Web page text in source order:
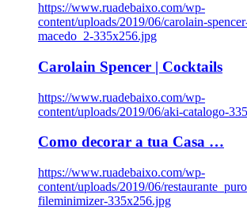
https://www.ruadebaixo.com/wp-
content/uploads/2019/06/carolain-
macedo_2-335x256.jpg
Carolain Spencer | Cocktails
https://www.ruadebaixo.com/wp-
content/uploads/2019/06/aki-catalogo-
Como decorar a tua Casa …
https://www.ruadebaixo.com/wp-
content/uploads/2019/06/
fileminimizer-335x256.jpg